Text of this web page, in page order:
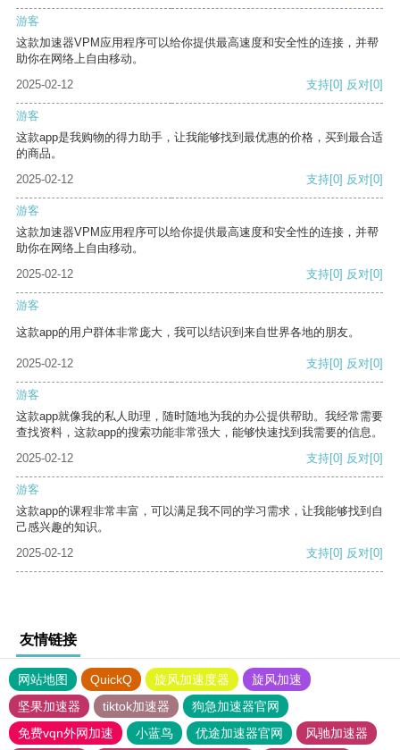
游客
这款加速器VPM应用程序可以给你提供最高速度和安全性的连接，并帮
助你在网络上自由移动。
2025-02-12
支持[0] 反对[0]
游客
这款app是我购物的得力助手，让我能够找到最优惠的价格，买到最合适
的商品。
2025-02-12
支持[0] 反对[0]
游客
这款加速器VPM应用程序可以给你提供最高速度和安全性的连接，并帮
助你在网络上自由移动。
2025-02-12
支持[0] 反对[0]
游客
这款app的用户群体非常庞大，我可以结识到来自世界各地的朋友。
2025-02-12 支持[0] 反对[0]
游客
这款app就像我的私人助理，随时随地为我的办公提供帮助。我经常需要
查找资料，这款app的搜索功能非常强大，能够快速找到我需要的信息。
2025-02-12
支持[0] 反对[0]
游客
这款app的课程非常丰富，可以满足我不同的学习需求，让我能够找到自
己感兴趣的知识。
2025-02-12
支持[0] 反对[0]
友情链接
网站地图 QuickQ 旋风加速度器
旋风加速
坚果加速器
tiktok加速器
狗急加速器官网
免费vqn外网加速
小蓝鸟 优途加速器官网 风驰加速器